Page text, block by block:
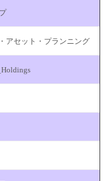
アセット・プランニング